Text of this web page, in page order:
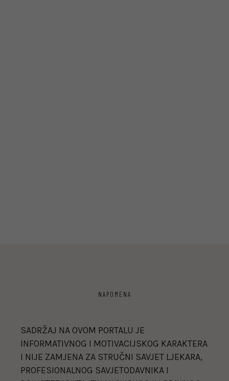
NAPOMENA
SADRŽAJ NA OVOM PORTALU JE
INFORMATIVNOG I MOTIVACIJSKOG KARAKTERA
I NIJE ZAMJENA ZA STRUČNI SAVJET LJEKARA,
PROFESIONALNOG SAVJETODAVNIKA I